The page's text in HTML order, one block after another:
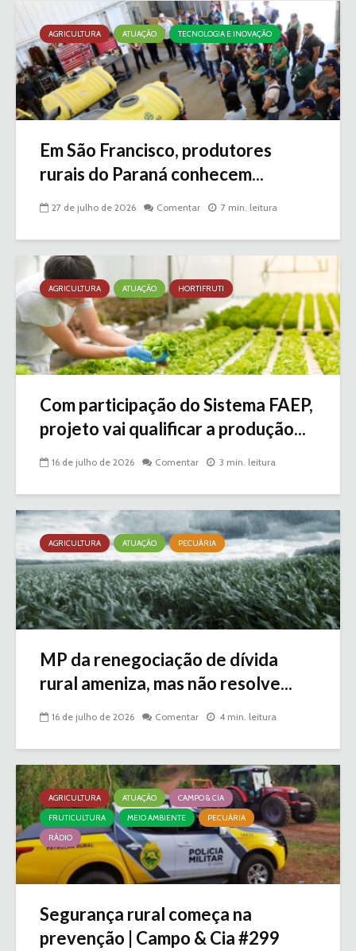
AGRICULTURA ATUAÇÃO TECNOLOGIA E INOVAÇÃO
Em São Francisco, produtores
rurais do Paraná conhecem...
27 de julho de 2026 Comentar 7 min. leitura
AGRICULTURA ATUAÇÃO HORTIFRUTI
Com participação do Sistema FAEP,
projeto vai qualificar a produção...
16 de julho de 2026 Comentar 3 min. leitura
AGRICULTURA ATUAÇÃO PECUÁRIA
MP da renegociação de dívida
rural ameniza, mas não resolve...
16 de julho de 2026 Comentar 4 min. leitura
AGRICULTURA ATUAÇÃO
CAMPO & CIA
FRUTICULTURA
MEIO AMBIENTE
PECUÁRIA
RÁDIO
Segurança rural começa na
prevenção | Campo & Cia #299